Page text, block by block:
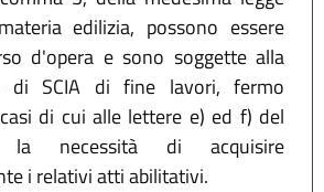
edilizia, possono essere
d'opera e sono soggette alla
di SCIA di fine lavori, fermo
di cui alle lettere e) ed f) del
necessità di acquisire
i relativi atti abilitativi.